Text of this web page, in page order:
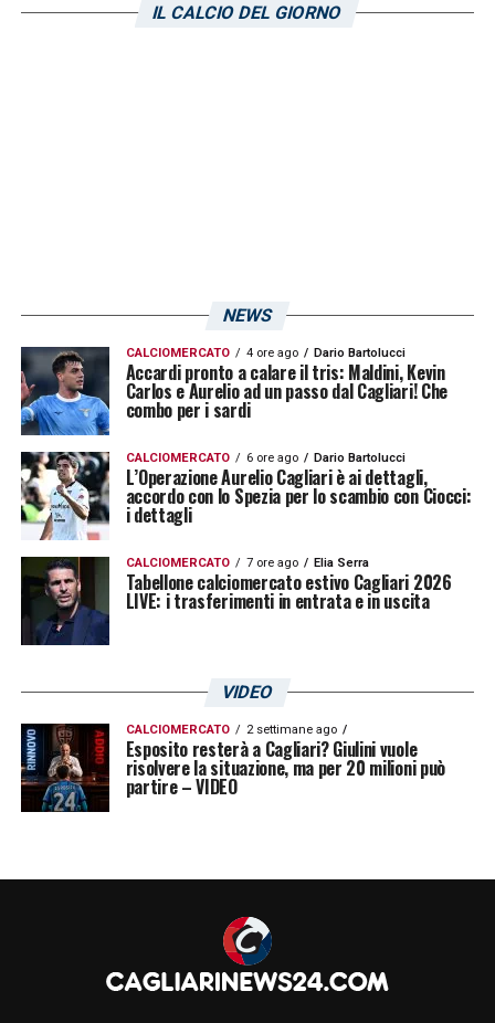
cartellino del giocatore, la palla
IL CALCIO DEL GIORNO
NEWS
CALCIOMERCATO 4 ore ago Dario Bartolucci
Accardi pronto a calare il tris: Maldini, Kevin
Carlos e Aurelio ad un passo dal Cagliari! Che
combo per i sardi
CALCIOMERCATO 6 ore ago Dario Bartolucci
L’Operazione Aurelio Cagliari è ai dettagli,
accordo con lo Spezia per lo scambio con Ciocci:
i dettagli
CALCIOMERCATO 7 ore ago Elia Serra
Tabellone calciomercato estivo Cagliari 2026
LIVE: i trasferimenti in entrata e in uscita
VIDEO
CALCIOMERCATO 2 settimane ago
Esposito resterà a Cagliari? Giulini vuole
risolvere la situazione, ma per 20 milioni può
partire – VIDEO